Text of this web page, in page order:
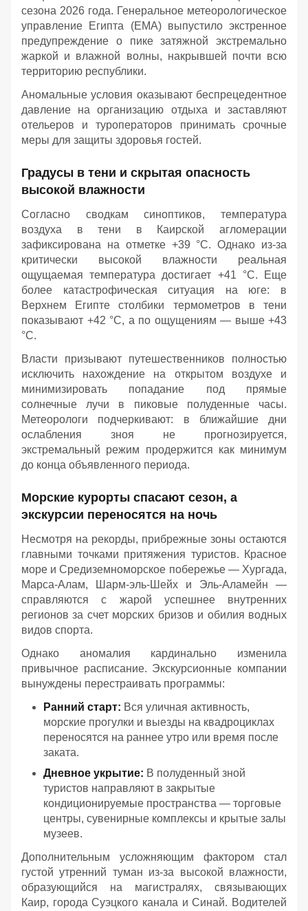
сезона 2026 года. Генеральное метеорологическое
управление Египта (EMA) выпустило экстренное
предупреждение о пике затяжной экстремально
жаркой и влажной волны, накрывшей почти всю
территорию республики.
Аномальные условия оказывают беспрецедентное
давление на организацию отдыха и заставляют
отельеров и туроператоров принимать срочные
меры для защиты здоровья гостей.
Градусы в тени и скрытая опасность
высокой влажности
Согласно сводкам синоптиков, температура
воздуха в тени в Каирской агломерации
зафиксирована на отметке +39 °C. Однако из-за
критически высокой влажности реальная
ощущаемая температура достигает +41 °C. Еще
более катастрофическая ситуация на юге: в
Верхнем Египте столбики термометров в тени
показывают +42 °C, а по ощущениям — выше +43
°C.
Власти призывают путешественников полностью
исключить нахождение на открытом воздухе и
минимизировать попадание под прямые
солнечные лучи в пиковые полуденные часы.
Метеорологи подчеркивают: в ближайшие дни
ослабления зноя не прогнозируется,
экстремальный режим продержится как минимум
до конца объявленного периода.
Морские курорты спасают сезон, а
экскурсии переносятся на ночь
Несмотря на рекорды, прибрежные зоны остаются
главными точками притяжения туристов. Красное
море и Средиземноморское побережье — Хургада,
Марса-Алам, Шарм-эль-Шейх и Эль-Аламейн —
справляются с жарой успешнее внутренних
регионов за счет морских бризов и обилия водных
видов спорта.
Однако аномалия кардинально изменила
привычное расписание. Экскурсионные компании
вынуждены перестраивать программы:
Ранний старт: Вся уличная активность,
морские прогулки и выезды на квадроциклах
переносятся на раннее утро или время после
заката.
Дневное укрытие: В полуденный зной
туристов направляют в закрытые
кондиционируемые пространства — торговые
центры, сувенирные комплексы и крытые залы
музеев.
Дополнительным усложняющим фактором стал
густой утренний туман из-за высокой влажности,
образующийся на магистралях, связывающих
Каир, города Суэцкого канала и Синай. Водителей